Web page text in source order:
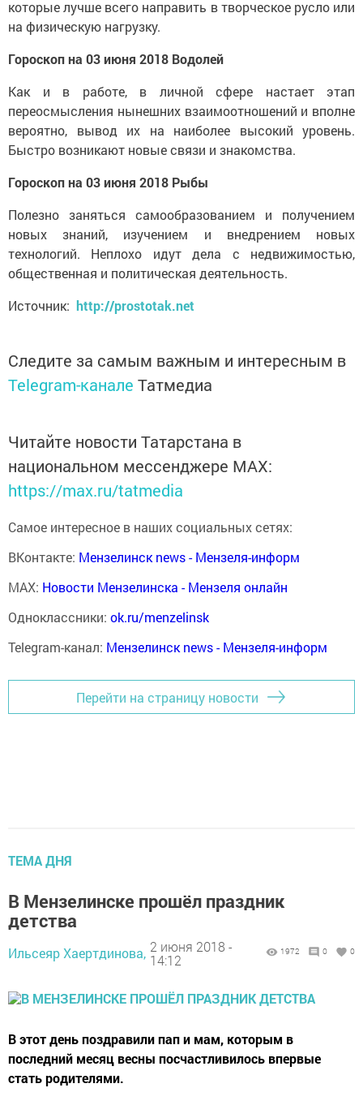
которые лучше всего направить в творческое русло или
на физическую нагрузку.
Гороскоп на 03 июня 2018 Водолей
Как и в работе, в личной сфере настает этап
переосмысления нынешних взаимоотношений и вполне
вероятно, вывод их на наиболее высокий уровень.
Быстро возникают новые связи и знакомства.
Гороскоп на 03 июня 2018 Рыбы
Полезно заняться самообразованием и получением
новых знаний, изучением и внедрением новых
технологий. Неплохо идут дела с недвижимостью,
общественная и политическая деятельность.
Источник: http://prostotak.net
Следите за самым важным и интересным в
Telegram-канале Татмедиа
Читайте новости Татарстана в
национальном мессенджере MАХ:
https://max.ru/tatmedia
Самое интересное в наших социальных сетях:
ВКонтакте: Мензелинск news - Мензеля-информ
MAX: Новости Мензелинска - Мензеля онлайн
Одноклассники: ok.ru/menzelinsk
Telegram-канал: Мензелинск news - Мензеля-информ
Перейти на страницу новости
ТЕМА ДНЯ
В Мензелинске прошёл праздник
детства
Ильсеяр Хаертдинова, 2 июня 2018 -
14:12
1972 0 0
В этот день поздравили пап и мам, которым в
последний месяц весны посчастливилось впервые
стать родителями.